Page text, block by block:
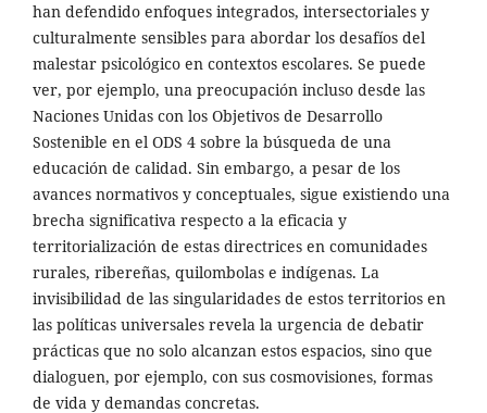
han defendido enfoques integrados, intersectoriales y
culturalmente sensibles para abordar los desafíos del
malestar psicológico en contextos escolares. Se puede
ver, por ejemplo, una preocupación incluso desde las
Naciones Unidas con los Objetivos de Desarrollo
Sostenible en el ODS 4 sobre la búsqueda de una
educación de calidad. Sin embargo, a pesar de los
avances normativos y conceptuales, sigue existiendo una
brecha significativa respecto a la eficacia y
territorialización de estas directrices en comunidades
rurales, ribereñas, quilombolas e indígenas. La
invisibilidad de las singularidades de estos territorios en
las políticas universales revela la urgencia de debatir
prácticas que no solo alcanzan estos espacios, sino que
dialoguen, por ejemplo, con sus cosmovisiones, formas
de vida y demandas concretas.